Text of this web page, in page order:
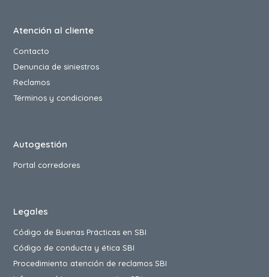
Atención al cliente
Contacto
Denuncia de siniestros
Reclamos
Términos y condiciones
Autogestión
Portal corredores
Legales
Código de Buenas Prácticas en SBI
Código de conducta y ética SBI
Procedimiento atención de reclamos SBI